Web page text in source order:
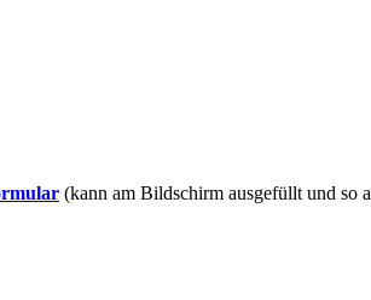
(kann am Bildschirm ausgefüllt und so